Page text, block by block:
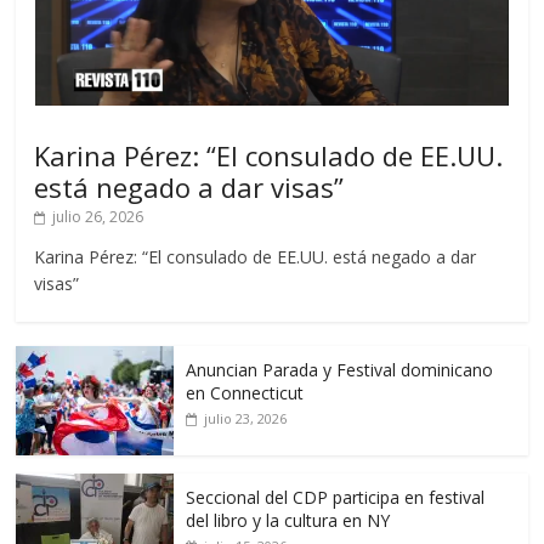
Karina Pérez: “El consulado de EE.UU.
está negado a dar visas”
julio 26, 2026
Karina Pérez: “El consulado de EE.UU. está negado a dar
visas”
Anuncian Parada y Festival dominicano
en Connecticut
julio 23, 2026
Seccional del CDP participa en festival
del libro y la cultura en NY